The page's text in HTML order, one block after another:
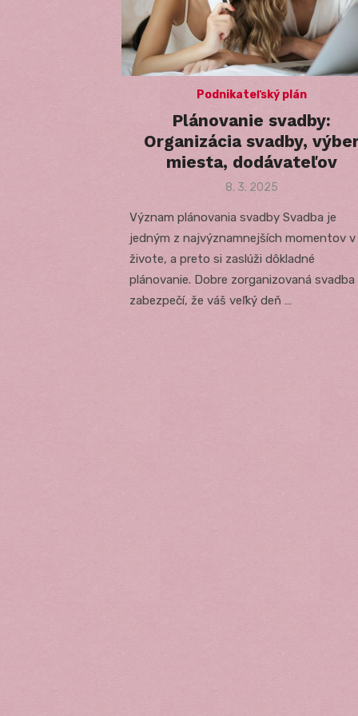
Podnikateľský plán
Plánovanie svadby:
Organizácia svadby,
miesta, dodávateľov
Posted
8. 3. 2025
Význam plánovania svadby Svadba je
jedným z najvýznamnejších momentov v
živote, a preto si zaslúži dôkladné
plánovanie. Dobre zorganizovaná svadba
zabezpečí, že váš veľký deň …